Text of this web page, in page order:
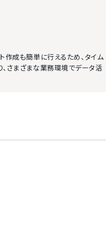
成も簡単に行えるため、タイム
さまざまな業務環境でデータ活